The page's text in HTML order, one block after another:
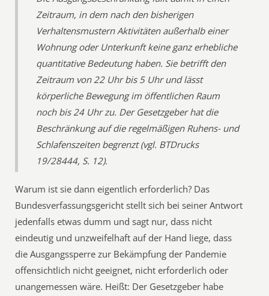
Zeitraum, in dem nach den bisherigen
Verhaltensmustern Aktivitäten außerhalb einer
Wohnung oder Unterkunft keine ganz erhebliche
quantitative Bedeutung haben. Sie betrifft den
Zeitraum von 22 Uhr bis 5 Uhr und lässt
körperliche Bewegung im öffentlichen Raum
noch bis 24 Uhr zu. Der Gesetzgeber hat die
Beschränkung auf die regelmäßigen Ruhens- und
Schlafenszeiten begrenzt (vgl. BTDrucks
19/28444, S. 12).
Warum ist sie dann eigentlich erforderlich? Das
Bundesverfassungsgericht stellt sich bei seiner Antwort
jedenfalls etwas dumm und sagt nur, dass nicht
eindeutig und unzweifelhaft auf der Hand liege, dass
die Ausgangssperre zur Bekämpfung der Pandemie
offensichtlich nicht geeignet, nicht erforderlich oder
unangemessen wäre. Heißt: Der Gesetzgeber habe